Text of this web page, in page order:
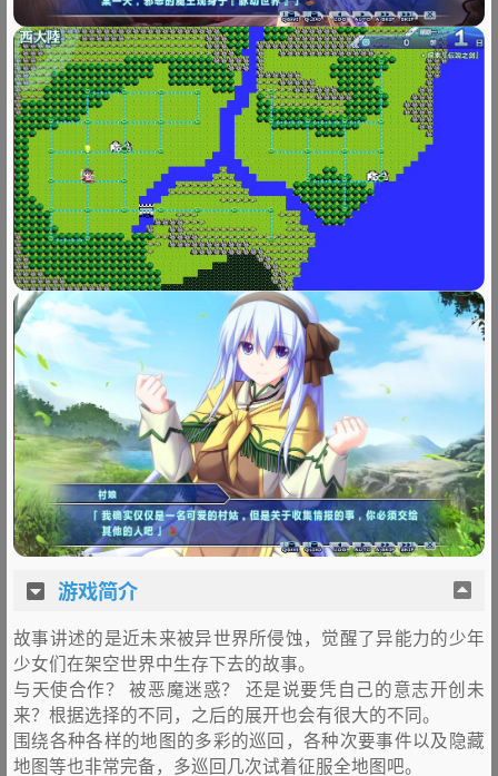
游戏简介
故事讲述的是近未来被异世界所侵蚀，觉醒了异能力的少年
少女们在架空世界中生存下去的故事。
与天使合作？ 被恶魔迷惑？ 还是说要凭自己的意志开创未
来？根据选择的不同，之后的展开也会有很大的不同。
围绕各种各样的地图的多彩的巡回，各种次要事件以及隐藏
地图等也非常完备，多巡回几次试着征服全地图吧。